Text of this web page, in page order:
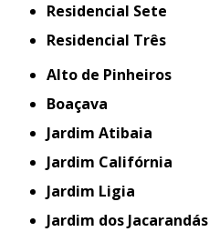
Residencial Sete
Residencial Três
Alto de Pinheiros
Boaçava
Jardim Atibaia
Jardim Califórnia
Jardim Ligia
Jardim dos Jacarandás